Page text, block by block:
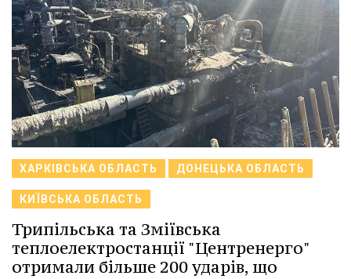
ХАРКІВСЬКА ОБЛАСТЬ ДОНЕЦЬКА ОБЛАСТЬ
КИЇВСЬКА ОБЛАСТЬ
Трипільська та Зміївська
теплоелектростанції "Центренерго"
отримали більше 200 ударів, що